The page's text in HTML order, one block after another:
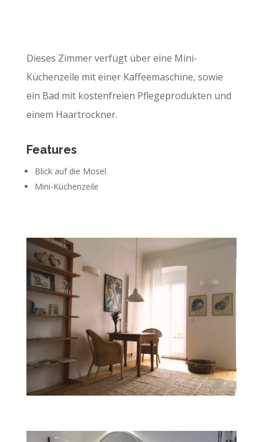
Dieses Zimmer verfügt über eine Mini-
Küchenzeile mit einer Kaffeemaschine, sowie
ein Bad mit kostenfreien Pflegeprodukten und
einem Haartrockner.
Features
Blick auf die Mosel
Mini-Küchenzeile